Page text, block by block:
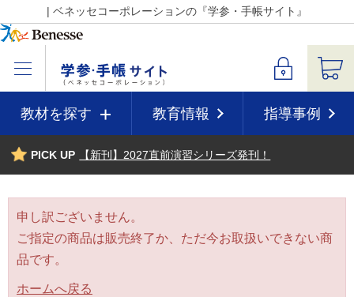
| ベネッセコーポレーションの『学参・手帳サイト』
教材を探す 教育情報 指導事例
PICK UP 【新刊】2027直前演習シリーズ発刊！
申し訳ございません。
ご指定の商品は販売終了か、ただ今お取扱いできない商
品です。
ホームへ戻る